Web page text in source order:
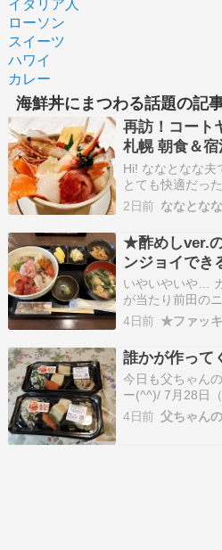
イタリア人
ローソン
スイーツ
ハワイ
カレー
海鮮丼にまつわる話題の記
再訪！コート
札幌 朝食＆
鮮丼も紹介
Hi! ななとなな夫
とても快適だっ
ト札幌 今回の旅
い、2回目の宿
地の良さや、今
ます。 今回宿
2日前 ななとな
★酢めしver.
ンジョイで
の部さおじゃ
あとにスナッ
いやいやいや…
が当たり前田の
た！？』と尋ね
よ、あの…見逃
バーでゆっくり
ーしたfuckinな
4日前 ★ファッ
誰かが作って
今日も父ちゃん
ー(^^)/ 7月28日
作ってくれたも
ってくれた白和
4日前 父ちゃん